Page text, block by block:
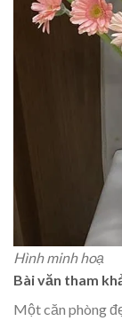
Hình minh hoạ
Bài văn tham
Một căn phòng